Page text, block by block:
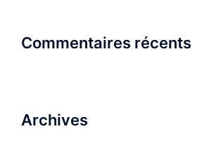
Commentaires récents
Archives